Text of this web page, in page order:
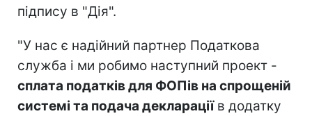
підпису в "Дія".
"У нас є надійний партнер Податкова
служба і ми робимо наступний проект -
сплата податків для ФОПів на спрощеній
системі та подача деклараціїв додатку